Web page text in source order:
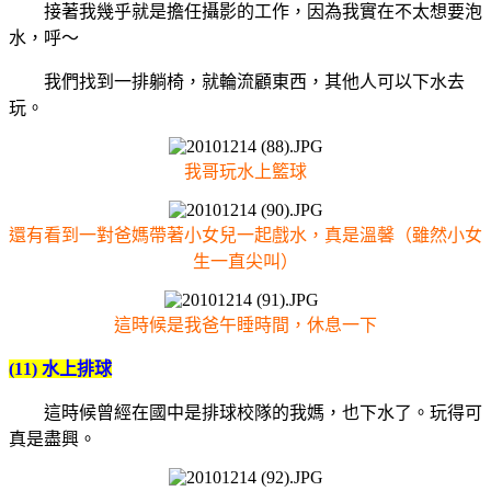
接著我幾乎就是擔任攝影的工作，因為我實在不太想要泡
水，呼～
我們找到一排躺椅，就輪流顧東西，其他人可以下水去
玩。
我哥玩水上籃球
還有看到一對爸媽帶著小女兒一起戲水，真是溫馨（雖然小女
生一直尖叫）
這時候是我爸午睡時間，休息一下
(11) 水上排球
這時候曾經在國中是排球校隊的我媽，也下水了。玩得可
真是盡興。